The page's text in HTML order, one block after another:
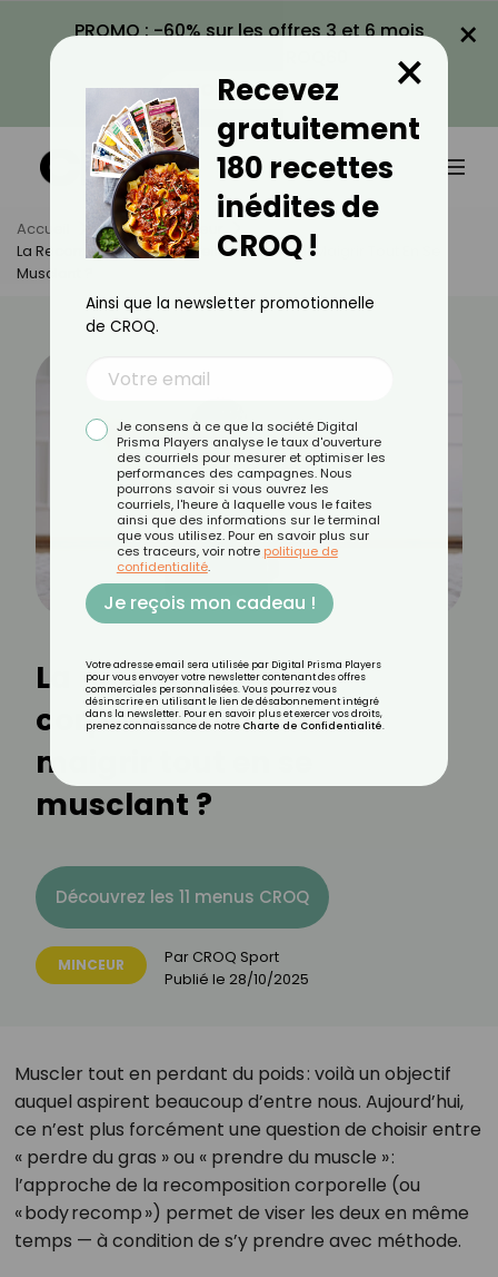
PROMO : -60% sur les offres 3 et 6 mois
VOIR LA PROMO
×
Accueil Actus
Minceur
La Recomposition Corporelle : Comment Maigrir Tout En Se
Musclant ?
La recomposition
corporelle : comment
maigrir tout en se
musclant ?
Découvrez les 11 menus CROQ
MINCEUR Par CROQ Sport
Publié le 28/10/2025
Muscler tout en perdant du poids : voilà un objectif
auquel aspirent beaucoup d’entre nous. Aujourd’hui,
ce n’est plus forcément une question de choisir entre
« perdre du gras » ou « prendre du muscle » :
l’approche de la recomposition corporelle (ou
« body recomp ») permet de viser les deux en même
temps — à condition de s’y prendre avec méthode.
Recevez
gratuitement
180 recettes
inédites de
CROQ !
×
Ainsi que la newsletter promotionnelle
de CROQ.
Je consens à ce que la société Digital
Prisma Players analyse le taux d'ouverture
des courriels pour mesurer et optimiser les
performances des campagnes. Nous
pourrons savoir si vous ouvrez les
courriels, l'heure à laquelle vous le faites
ainsi que des informations sur le terminal
que vous utilisez. Pour en savoir plus sur
ces traceurs, voir notre politique de
confidentialité.
Je reçois mon cadeau !
Votre adresse email sera utilisée par Digital Prisma Players
pour vous envoyer votre newsletter contenant des offres
commerciales personnalisées. Vous pourrez vous
désinscrire en utilisant le lien de désabonnement intégré
dans la newsletter. Pour en savoir plus et exercer vos droits,
prenez connaissance de notre Charte de Confidentialité.